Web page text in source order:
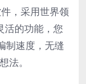
，采用世界领
活的功能，您
制速度，无缝
法。